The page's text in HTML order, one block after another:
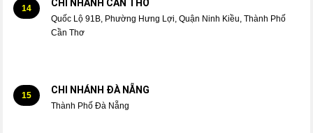
14 CHI NHÁNH CẦN THƠ
Quốc Lộ 91B, Phường Hưng Lợi, Quận Ninh Kiều, Thành Phố
Cần Thơ
15 CHI NHÁNH ĐÀ NẴNG
Thành Phố Đà Nẵng